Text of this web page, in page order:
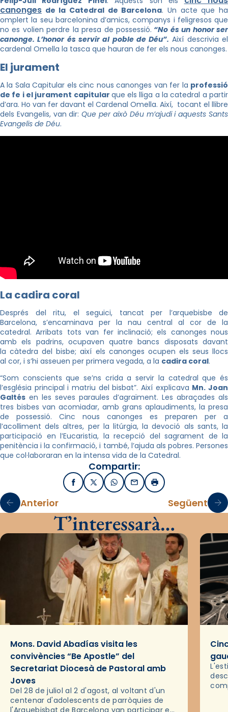
canonges de la Catedral de Barcelona. Un acte que ha
omplert la seu barcelonina d’amics, companys i feligresos que
no es volien perdre la presa de possessió. “No és un honor ser
canonge. L’honor és servir al poble de Déu”. Així descrivia el
cardenal Omella la tasca que hauran de fer els nous canonges.
El jurament
A la Sala Capitular els cinc nous canonges van fer la professió
de fe i el jurament capitular que els lliga a la catedral a partir
d’ara. Ho van fer davant el Cardenal Omella. Així, tocant el llibre
dels Evangelis, van dir:Que per això Déu m’ajudi i aquests Sants
Evangelis de Déu.
La cadira coral
Després del ritu, el seguici, tancat per l’arquebisbe de
Barcelona, s’encaminava per la nau central al cor de la
catedral. Arribats tots van fer inclinació; els canonges nous
amb els padrins, ocupaven quatre bancs disposats davant
la càtedra del bisbe; així els canonges ocupen els seus llocs
al cor, i s’hi asseuen per primera vegada, a la cadira coral.
“Som conscients que se’ns crida a servir la catedral que és
l’església principal i matriu del bisbat”. Així explicava Mn. Joan
Galtés en les seves paraules d’agraïment. Les abraçades als
tres bisbes van acomiadar, amb grans aplaudiments, la presa
de possessió. Cinc nous canonges es preparen per a
l’acolliment dels altres, per la litúrgia, la devoció als sants, la
participació en l’Eucaristia, la recepció del sagrament de la
penitència i la confirmació, i també, l’ajuda als pobres. Persones
que col·laboraran en la intensa vida de la Catedral.
Compartir:
FacebookX / TwitterWhatsApp
EmailImprimir
Anterior Següent
T’interessarà…
Mons. David Abadías visita les
convivències “Be Apostle” del
Secretariat Diocesà de Pastoral amb
Joves
Del 28 de juliol al 2 d'agost, al voltant d'un
centenar d'adolescents de parròquies de
l'Arquebisbat de Barcelona van participar en